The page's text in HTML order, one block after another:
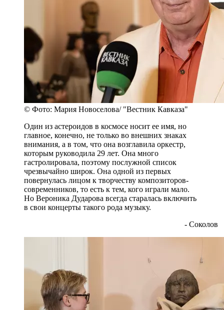
© Фото: Мария Новоселова/ "Вестник Кавказа"
Один из астероидов в космосе носит ее имя, но
главное, конечно, не только во внешних знаках
внимания, а в том, что она возглавила оркестр,
которым руководила 29 лет. Она много
гастролировала, поэтому послужной список
чрезвычайно широк. Она одной из первых
повернулась лицом к творчеству композиторов-
современников, то есть к тем, кого играли мало.
Но Вероника Дударова всегда старалась включить
в свои концерты такого рода музыку.
- Соколов